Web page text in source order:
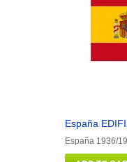
España
España 1936/